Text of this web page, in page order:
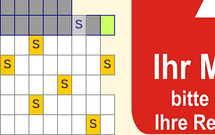
S
S
S
S
S
S
S